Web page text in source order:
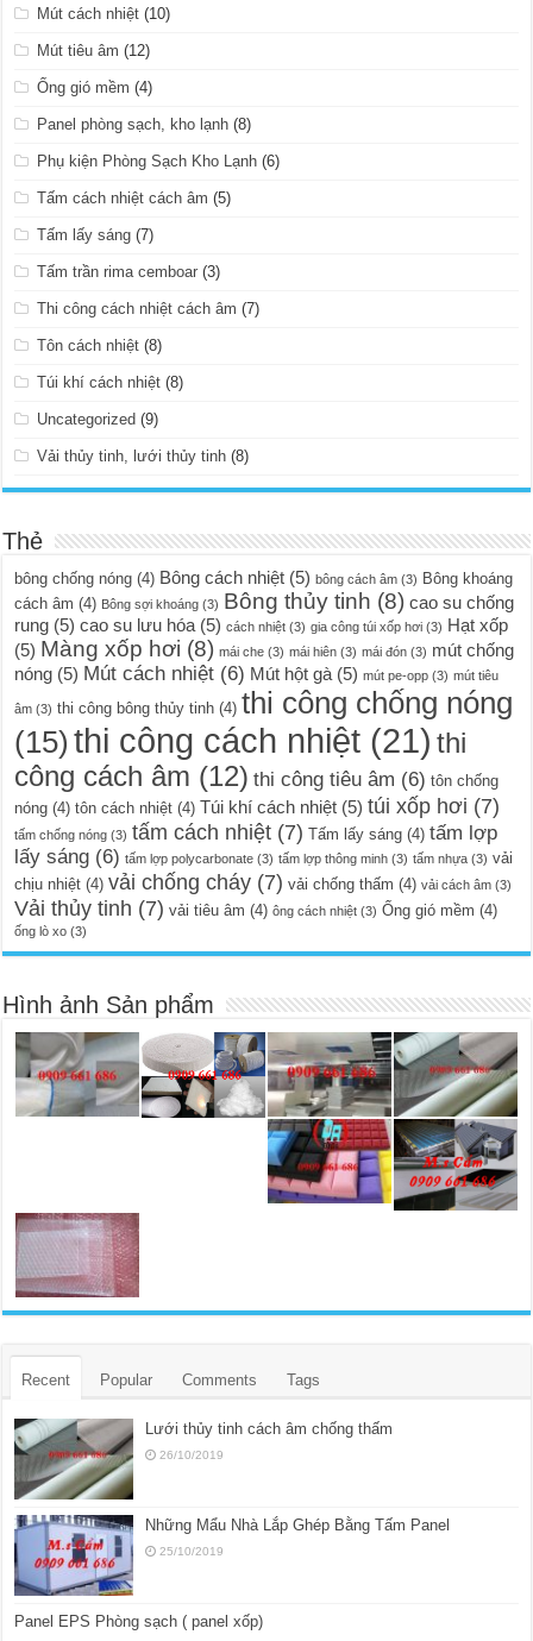
Mút cách nhiệt (10)
Mút tiêu âm (12)
Ống gió mềm (4)
Panel phòng sạch, kho lạnh (8)
Phụ kiện Phòng Sạch Kho Lạnh (6)
Tấm cách nhiệt cách âm (5)
Tấm lấy sáng (7)
Tấm trần rima cemboar (3)
Thi công cách nhiệt cách âm (7)
Tôn cách nhiệt (8)
Túi khí cách nhiệt (8)
Uncategorized (9)
Vải thủy tinh, lưới thủy tinh (8)
Thẻ
bông chống nóng (4) Bông cách nhiệt (5) bông cách âm (3) Bông khoáng
cách âm (4) Bông sợi khoáng (3) Bông thủy tinh (8) cao su chống
rung (5) cao su lưu hóa (5) cách nhiệt (3) gia công túi xốp hơi (3) Hạt xốp
(5) Màng xốp hơi (8) mái che (3) mái hiên (3) mái đón (3) mút chống
nóng (5) Mút cách nhiệt (6) Mút hột gà (5) mút pe-opp (3) mút tiêu
âm (3) thi công bông thủy tinh (4) thi công chống nóng
(15) thi công cách nhiệt (21) thi
công cách âm (12) thi công tiêu âm (6) tôn chống
nóng (4) tôn cách nhiệt (4) Túi khí cách nhiệt (5) túi xốp hơi (7)
tấm chống nóng (3) tấm cách nhiệt (7) Tấm lấy sáng (4) tấm lợp
lấy sáng (6) tấm lợp polycarbonate (3) tấm lợp thông minh (3) tấm nhựa (3) vải
chịu nhiệt (4) vải chống cháy (7) vải chống thấm (4) vải cách âm (3)
Vải thủy tinh (7) vải tiêu âm (4) ông cách nhiệt (3) Ống gió mềm (4)
ống lò xo (3)
Hình ảnh Sản phẩm
Recent Popular Comments Tags
Lưới thủy tinh cách âm chống thấm
26/10/2019
Những Mẩu Nhà Lắp Ghép Bằng Tấm Panel
25/10/2019
Panel EPS Phòng sạch ( panel xốp)